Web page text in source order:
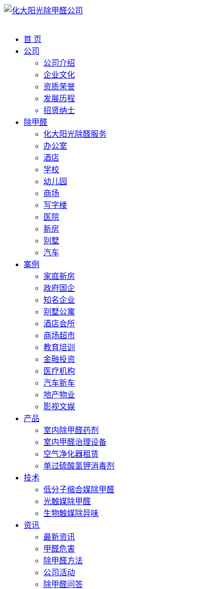
首 页
公司
公司介绍
企业文化
资质荣誉
发展历程
招贤纳士
除甲醛
化大阳光除醛服务
办公室
酒店
学校
幼儿园
商场
写字楼
医院
新房
别墅
汽车
案例
家庭新房
政府国企
知名企业
别墅公寓
酒店会所
商场超市
教育培训
金融投资
医疗机构
汽车新车
地产物业
影视文娱
产品
室内除甲醛药剂
室内甲醛治理设备
空气净化器租赁
单过硫酸氢钾消毒剂
技术
低分子缩合媒除甲醛
光触媒除甲醛
生物触媒除异味
资讯
最新资讯
甲醛危害
除甲醛方法
公司活动
除甲醛问答